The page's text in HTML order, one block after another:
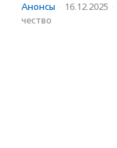
Анонсы · 16.12.2025 ·
чест­во